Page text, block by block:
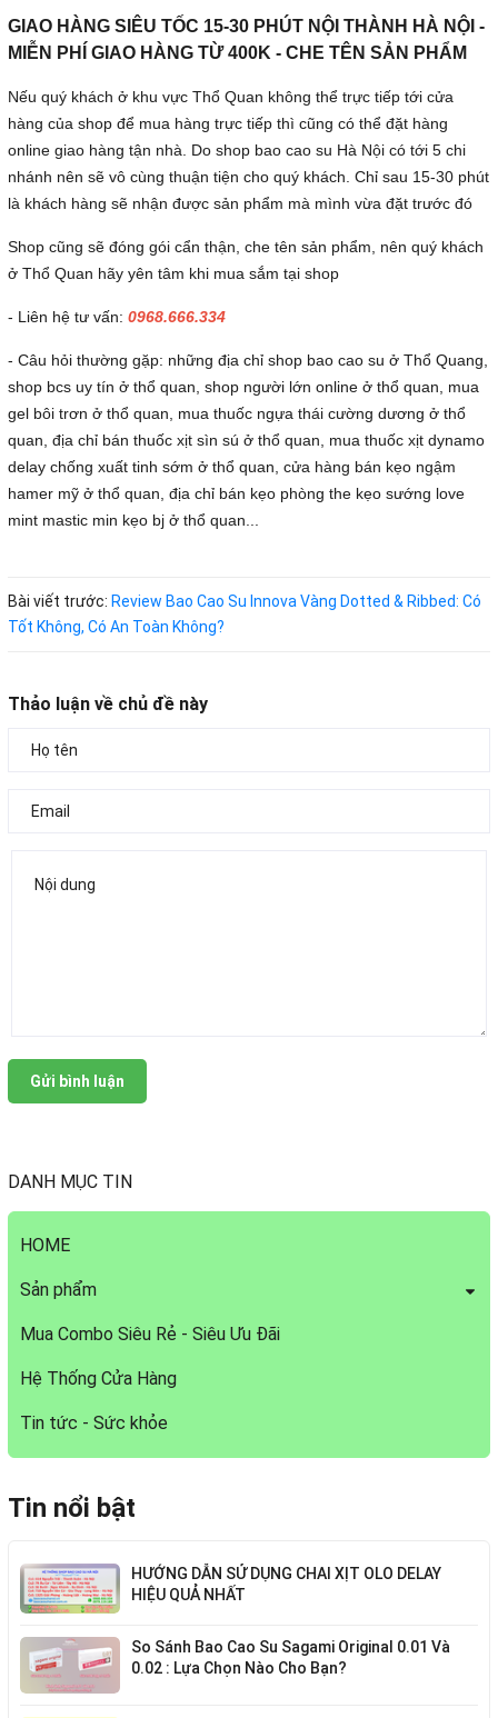
DANH MỤC TIN
HOME
Sản phẩm
Mua Combo Siêu Rẻ - Siêu Ưu Đãi
Hệ Thống Cửa Hàng
Tin tức - Sức khỏe
Tin nổi bật
HƯỚNG DẪN SỬ DỤNG CHAI XỊT OLO DELAY
HIỆU QUẢ NHẤT
So Sánh Bao Cao Su Sagami Original 0.01 Và
0.02 : Lựa Chọn Nào Cho Bạn?
GIAO HÀNG SIÊU TỐC 15-30 PHÚT NỘI THÀNH HÀ NỘI -
MIỄN PHÍ GIAO HÀNG TỪ 400K - CHE TÊN SẢN PHẨM
Nếu quý khách ở khu vực Thổ Quan không thể trực tiếp tới cửa
hàng của shop để mua hàng trực tiếp thì cũng có thể đặt hàng
online giao hàng tận nhà. Do shop bao cao su Hà Nội có tới 5 chi
nhánh nên sẽ vô cùng thuận tiện cho quý khách. Chỉ sau 15-30 phút
là khách hàng sẽ nhận được sản phẩm mà mình vừa đặt trước đó
Shop cũng sẽ đóng gói cẩn thận, che tên sản phẩm, nên quý khách
ở Thổ Quan hãy yên tâm khi mua sắm tại shop
- Liên hệ tư vấn: 0968.666.334
- Câu hỏi thường gặp: những địa chỉ shop bao cao su ở Thổ Quang,
shop bcs uy tín ở thổ quan, shop người lớn online ở thổ quan, mua
gel bôi trơn ở thổ quan, mua thuốc ngựa thái cường dương ở thổ
quan, địa chỉ bán thuốc xịt sìn sú ở thổ quan, mua thuốc xịt dynamo
delay chống xuất tinh sớm ở thổ quan, cửa hàng bán kẹo ngậm
hamer mỹ ở thổ quan, địa chỉ bán kẹo phòng the kẹo sướng love
mint mastic min kẹo bj ở thổ quan...
Bài viết trước: Review Bao Cao Su Innova Vàng Dotted & Ribbed: Có
Tốt Không, Có An Toàn Không?
Thảo luận về chủ đề này
Gửi bình luận